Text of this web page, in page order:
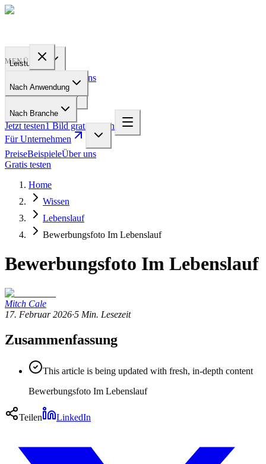
Leistungen
Über uns
Jetzt testen1 Bild gratis testen
MENÜ
Nach Anwendung
Nach Branche
Für Unternehmen
PreiseBeispieleÜber uns
Gratis testen
Home
Wissen
Lebenslauf
Bewerbungsfoto Im Lebenslauf
Bewerbungsfoto Im Lebenslauf
Mitch Cale
17. Februar 2026·5 Min. Lesezeit
Zusammenfassung
This article is being updated with fresh, in-depth content
Bewerbungsfoto Im Lebenslauf
Teilen LinkedIn